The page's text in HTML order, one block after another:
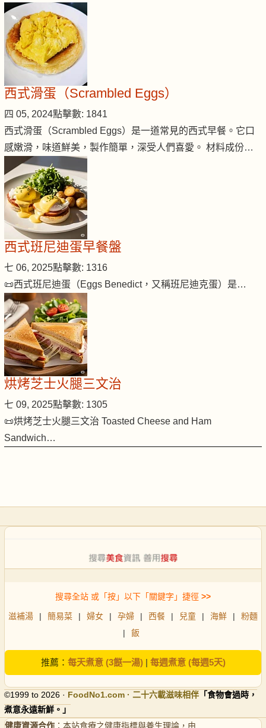
西式滑蛋（Scrambled Eggs）
四 05, 2024點擊數: 1841
西式滑蛋（Scrambled Eggs）是一道常見的西式早餐。它口
感嫩滑，味道鮮美，製作簡單，深受人們喜愛。 材料成份…
西式班尼迪蛋早餐盤
七 06, 2025點擊數: 1316
📜西式班尼迪蛋（Eggs Benedict，又稱班尼迪克蛋）是…
烘烤芝士火腿三文治
七 09, 2025點擊數: 1305
📜烘烤芝士火腿三文治 Toasted Cheese and Ham
Sandwich…
搜尋全站 或「按」以下「關鍵字」捷徑 >>
滋補湯 | 簡易菜 | 婦女 | 孕婦 | 西餐 | 兒童 | 海鮮 |
粉麵
|
飯
推薦： 每天煮意 (3餸一湯)| 每週煮意 (每週5天)
©1999 to 2026 · FoodNo1.com · 二十六載滋味相伴 「食物會過時，
煮意永遠新鮮。」
健康資源合作 ：本站食療之健康指標與養生理論，由